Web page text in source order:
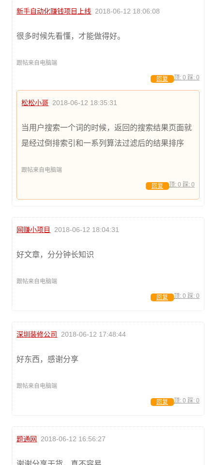
新手自动化赚钱项目上线 2018-06-12 18:06:08
很多时候先看懂，才能做得好。
跟帖来自电脑端
顶: 0 踩: 0
回复
松松小哥 2018-06-12 18:35:31
当用户搜索一个词的时候，返回的搜索结果页面就
是经过倒排索引和一系列算法过滤后的结果排序
跟帖来自电脑端
顶: 0 踩: 0
回复
网赚小项目 2018-06-12 18:04:31
好文章，分分钟长知识
跟帖来自电脑端
顶: 0 踩: 0
回复
深圳装修公司 2018-06-12 17:48:44
好东西，感谢分享
跟帖来自电脑端
顶: 0 踩: 0
回复
题通网 2018-06-12 16:56:27